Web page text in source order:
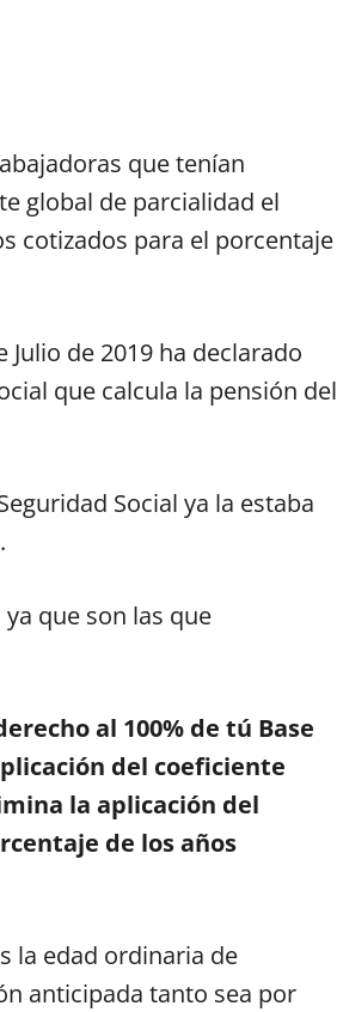
que tenían
global de parcialidad el
cotizados para el porcentaje
de 2019 ha declarado
que calcula la pensión del
Social ya la estaba
que son las que
al 100% de tú Base
del coeficiente
la aplicación del
de los años
la edad ordinaria de
anticipada tanto sea por